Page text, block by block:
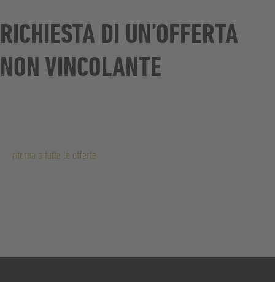
RICHIESTA DI UN’OFFERTA
NON VINCOLANTE
ritorna a tutte le offerte